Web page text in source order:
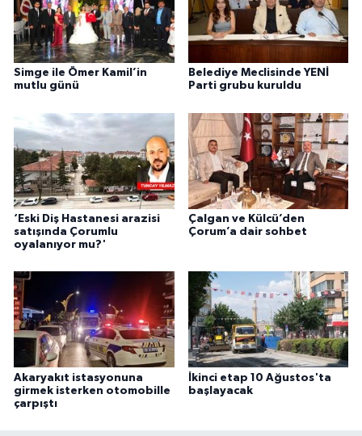
Simge ile Ömer Kamil’in
mutlu günü
Belediye Meclisinde YENİ
Parti grubu kuruldu
‘Eski Diş Hastanesi arazisi
satışında Çorumlu
oyalanıyor mu?'
Çalgan ve Külcü’den
Çorum’a dair sohbet
Akaryakıt istasyonuna
girmek isterken otomobille
çarpıştı
İkinci etap 10 Ağustos'ta
başlayacak